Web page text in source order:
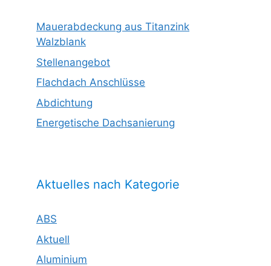
Mauerabdeckung aus Titanzink
Walzblank
Stellenangebot
Flachdach Anschlüsse
Abdichtung
Energetische Dachsanierung
Aktuelles nach Kategorie
ABS
Aktuell
Aluminium